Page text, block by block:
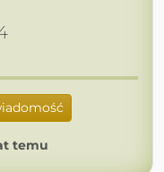
temu